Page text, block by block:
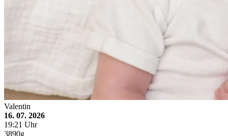
Valentin
16. 07. 2026
19:21 Uhr
3890g